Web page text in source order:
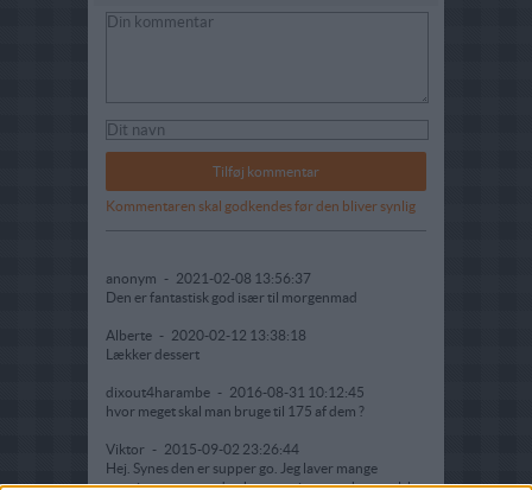
Kommentaren skal godkendes før den bliver synlig
anonym - 2021-02-08 13:56:37
Den er fantastisk god især til morgenmad
Alberte - 2020-02-12 13:38:18
Lækker dessert
dixout4harambe - 2016-08-31 10:12:45
hvor meget skal man bruge til 175 af dem ?
Viktor - 2015-09-02 23:26:44
Hej. Synes den er supper go. Jeg laver mange